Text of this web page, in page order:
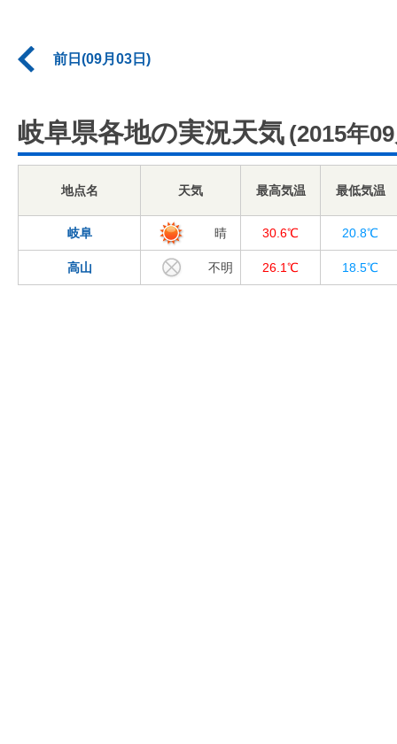
前日(09月03日)
岐阜県各地の実況天気 (2015年
地点名 天気 最高気温 最低気温
岐阜 晴 30.6℃ 20.8℃
高山 不明 26.1℃ 18.5℃